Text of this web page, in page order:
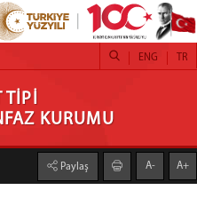
İNFAZ
TİPİ
KURUMU
TR
ENG
Paylaş A- A+